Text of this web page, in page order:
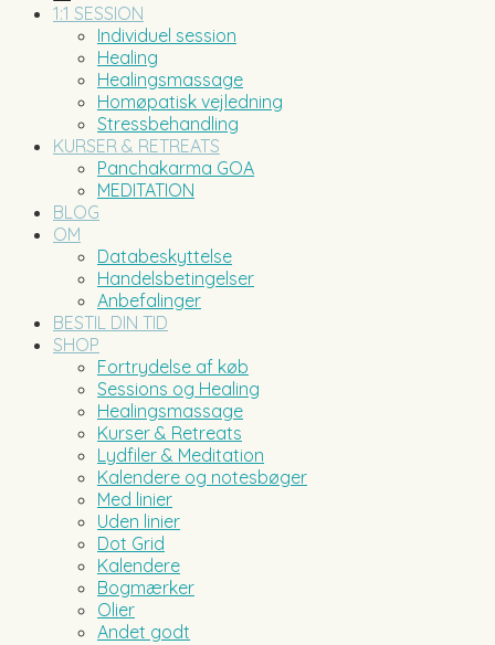
1:1 SESSION
Individuel session
Healing
Healingsmassage
Homøpatisk vejledning
Stressbehandling
KURSER & RETREATS
Panchakarma GOA
MEDITATION
BLOG
OM
Databeskyttelse
Handelsbetingelser
Anbefalinger
BESTIL DIN TID
SHOP
Fortrydelse af køb
Sessions og Healing
Healingsmassage
Kurser & Retreats
Lydfiler & Meditation
Kalendere og notesbøger
Med linier
Uden linier
Dot Grid
Kalendere
Bogmærker
Olier
Andet godt